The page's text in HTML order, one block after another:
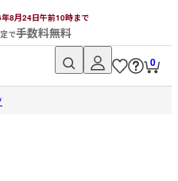
8月24日午前10時まで
で手数料無料
0